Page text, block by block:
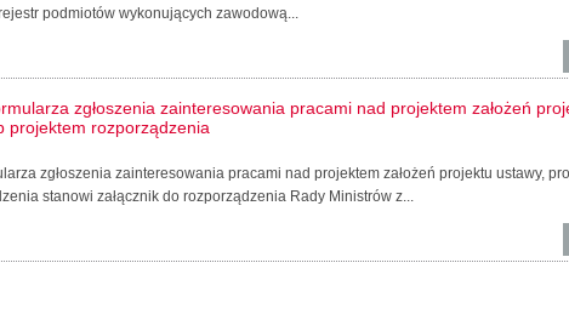
podmiotów wykonujących zawodową...
zgłoszenia zainteresowania pracami nad projektem założeń
projektem rozporządzenia
zgłoszenia zainteresowania pracami nad projektem założeń projektu ustawy,
stanowi załącznik do rozporządzenia Rady Ministrów z...